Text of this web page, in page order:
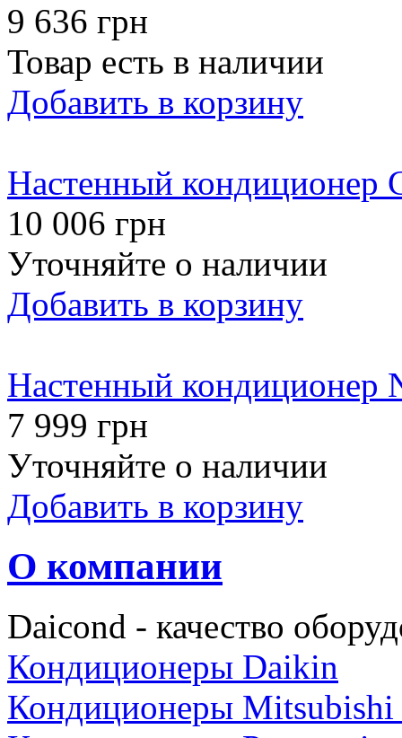
9 636 грн
Товар есть в наличии
Добавить в корзину
Настенный кондиционер
10 006 грн
Уточняйте о наличии
Добавить в корзину
Настенный кондиционер
7 999 грн
Уточняйте о наличии
Добавить в корзину
О компании
Daicond - качество
Кондиционеры Daikin
Кондиционеры Mitsubishi